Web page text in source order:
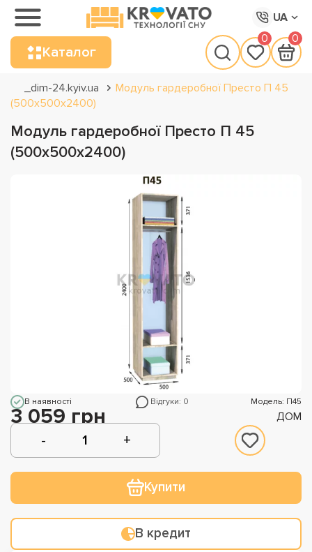
UA
Каталог
0 0
_dim-24.kyiv.ua
Модуль гардеробної Престо П 45
(500х500х2400)
Модуль гардеробної Престо П 45
(500х500х2400)
В наявності Відгуки: 0 Модель: П45
3 059 грн ДОМ
Купити
В кредит